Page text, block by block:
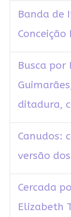
Banda de
Conceição
Busca por
ditadura,
Canudos:
versão
Cercada
Elizabeth